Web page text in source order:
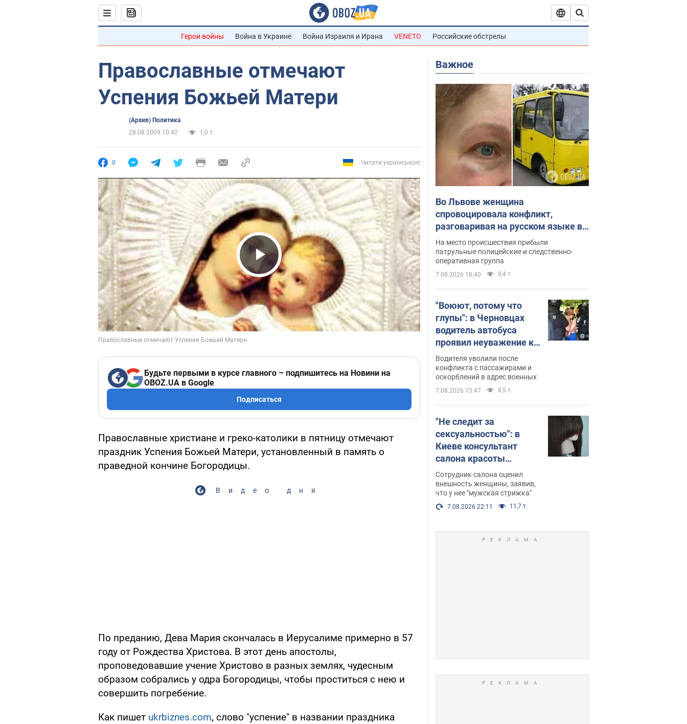
Герои войны Война в Украине Война Израиля и Ирана VENETO Российские обстрелы
Православные отмечают
Успения Божьей Матери
(Архив) Политика
28.08.2009 10:42
1,0 т.
0 Читати українською
Play Video
Будьте первыми в курсе главного – подпишитесь на Новини на
OBOZ.UA в Google
Подписаться
Православные христиане и греко-католики в пятницу отмечают
праздник Успения Божьей Матери, установленный в память о
праведной кончине Богородицы.
Видео дня
По преданию, Дева Мария скончалась в Иерусалиме примерно в 57
году от Рождества Христова. В этот день апостолы,
проповедовавшие учение Христово в разных землях, чудесным
образом собрались у одра Богородицы, чтобы проститься с нею и
совершить погребение.
Как пишет ukrbiznes.com, слово "успение" в названии праздника
Важное
Во Львове женщина
спровоцировала конфликт,
разговаривая на русском языке в
маршрутке: полиция составила
административный протокол.
Видео
На место происшествия прибыли
патрульные полицейские и следственно-
оперативная группа
7.08.2026 18:40 9,4 т.
"Воюют, потому что
глупы": в Черновцах
водитель автобуса
проявил неуважение к
украинским военным и
поплатился за это.
Видео
Водителя уволили после
конфликта с пассажирами и
оскорблений в адрес военных
7.08.2026 15:47 8,5 т.
"Не следит за
сексуальностью": в
Киеве консультант
салона красоты
оскорбил женщину
после химиотерапии,
разгорелся скандал.
Фото
Сотрудник салона оценил
внешность женщины, заявив,
что у нее "мужская стрижка"
7.08.2026 22:11 11,7 т.